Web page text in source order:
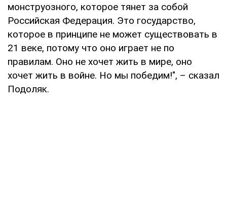
монструозного, которое тянет за собой
Российская Федерация. Это государство,
которое в принципе не может существовать в
21 веке, потому что оно играет не по
правилам. Оно не хочет жить в мире, оно
хочет жить в войне. Но мы победим!", – сказал
Подоляк.